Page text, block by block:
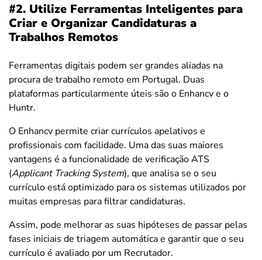
#2. Utilize Ferramentas Inteligentes para
Criar e Organizar Candidaturas a
Trabalhos Remotos
Ferramentas digitais podem ser grandes aliadas na
procura de trabalho remoto em Portugal. Duas
plataformas particularmente úteis são o Enhancv e o
Huntr.
O Enhancv permite criar currículos apelativos e
profissionais com facilidade. Uma das suas maiores
vantagens é a funcionalidade de verificação ATS
(Applicant Tracking System), que analisa se o seu
currículo está optimizado para os sistemas utilizados por
muitas empresas para filtrar candidaturas.
Assim, pode melhorar as suas hipóteses de passar pelas
fases iniciais de triagem automática e garantir que o seu
currículo é avaliado por um Recrutador.